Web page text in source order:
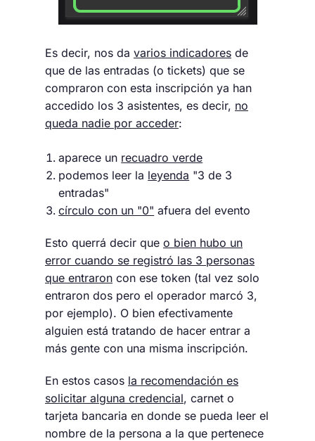
Es decir, nos da varios indicadores de
que de las entradas (o tickets) que se
compraron con esta inscripción ya han
accedido los 3 asistentes, es decir, no
queda nadie por acceder:
aparece un recuadro verde
podemos leer la leyenda "3 de 3
entradas"
círculo con un "0" afuera del evento
Esto querrá decir que o bien hubo un
error cuando se registró las 3 personas
que entraron con ese token (tal vez solo
entraron dos pero el operador marcó 3,
por ejemplo). O bien efectivamente
alguien está tratando de hacer entrar a
más gente con una misma inscripción.
En estos casos la recomendación es
solicitar alguna credencial, carnet o
tarjeta bancaria en donde se pueda leer el
nombre de la persona a la que pertenece